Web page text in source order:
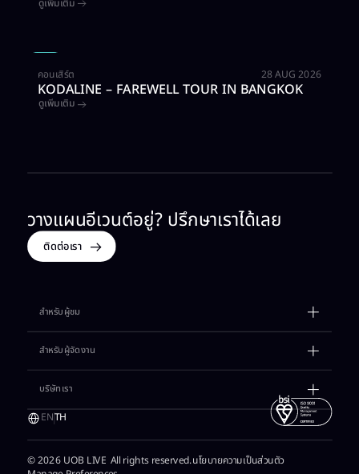
ดูเพิ่มเติม
คอนเสิร์ต​ 28 AUG 2026
KODALINE – FAREWELL TOUR IN BANGKOK
ดูเพิ่มเติม
วางแผนอีเวนต์อยู่? ปรึกษาเราได้เลย​
ติดต่อเรา
สำหรับผู้ชม​
ตารางกิจกรรม​
เรื่องราวต่างๆ​
วางแผนการเดินทาง​
แจ้งของหาย​
เงื่อนไขการเข้าพื้นที่​
สำหรับผู้จัดงาน
เช่าสถานที่​
แกลเลอรี​
บริษัทเรา​
แรงบันดาลใจ​
เกี่ยวกับเรา
พาร์ตเนอร์​
ENTH
© 2026 UOB LIVE All rights reserved.นโยบายความเป็นส่วนตัว​